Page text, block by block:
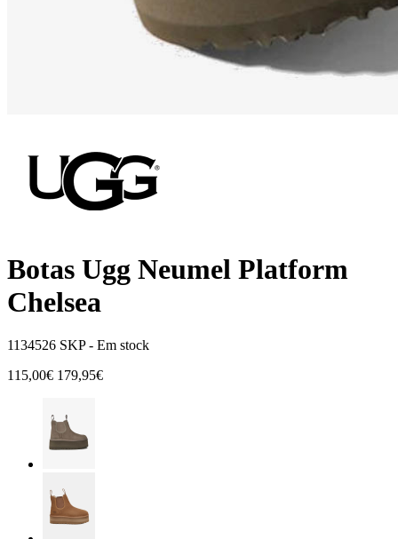
Botas Ugg Neumel Platform
Chelsea
1134526 SKP - Em stock
115,00€ 179,95€